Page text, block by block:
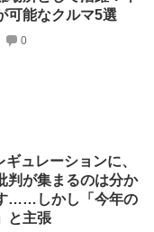
可能なクルマ5選
0
ュレーションに、
判が集まるのは分か
……しかし「今年の
と主張